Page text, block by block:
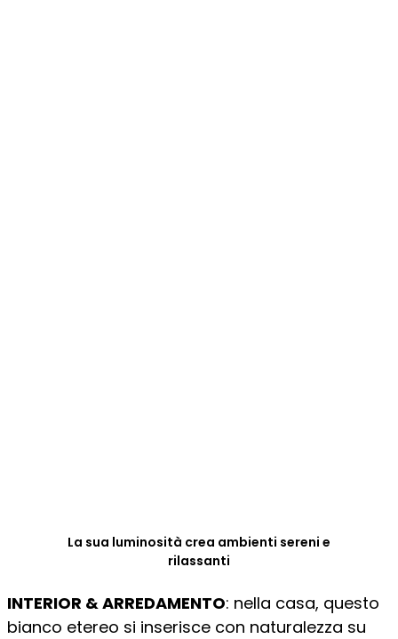
La sua luminosità crea ambienti sereni e
rilassanti
INTERIOR & ARREDAMENTO: nella casa, questo
bianco etereo si inserisce con naturalezza su